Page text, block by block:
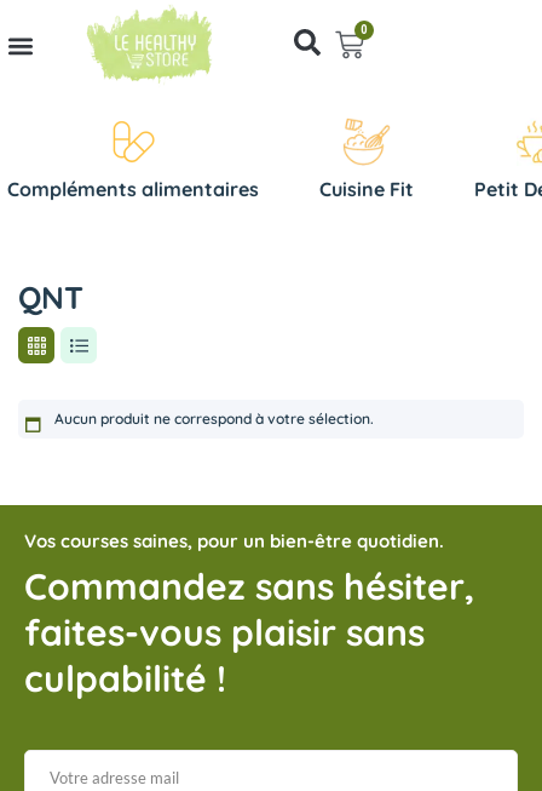
0
Compléments alimentaires Cuisine Fit Petit
QNT
Aucun produit ne correspond à votre sélection.
Vos courses saines, pour un bien-être quotidien.
Commandez sans hésiter,
faites-vous plaisir sans
culpabilité !